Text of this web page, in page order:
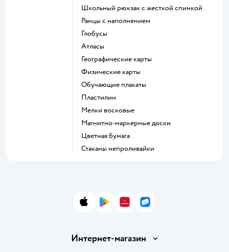
Школьный рюкзак с жесткой спинкой
Ранцы с наполнением
Глобусы
Атласы
Географические карты
Физические карты
Обучающие плакаты
Пластилин
Мелки восковые
Магнитно-маркерные доски
Цветная бумага
Стаканы непроливайки
App StoreGoogle Play
AppGallery
RuStore
Интернет-магазин